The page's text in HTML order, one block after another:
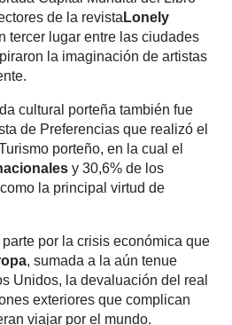
de la revista Lonely
tercer lugar entre las ciudades
la imaginación de artistas
cultural porteña también fue
de Preferencias que realizó el
porteño, en la cual el
y 30,6% de los
la principal virtud de
por la crisis económica que
, sumada a la aún tenue
Unidos, la devaluación del real
exteriores que complican
viajar por el mundo.